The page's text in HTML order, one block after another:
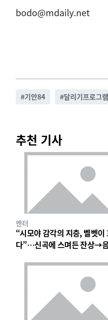
bodo@mdaily.net
#기안84 #달리기프로그램
추천 기사
엔터
“시모야 감각의 지층, 벨벳이
다”…신곡에 스며든 잔상→